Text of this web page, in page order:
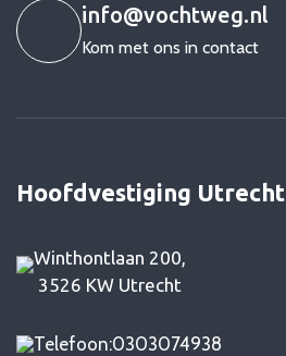
info@vochtweg.nl
Kom met ons in contact
Hoofdvestiging Utrecht
Winthontlaan 200,
3526 KW Utrecht
0303074938